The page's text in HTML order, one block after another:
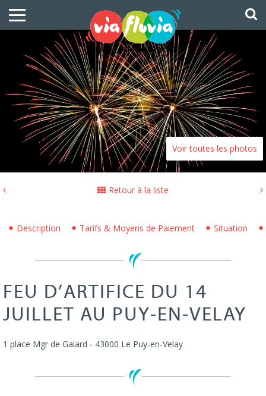
Voir toutes les photos
Retour à la liste
Description Tarifs & Moyens de Paiement Situation
FEU D’ARTIFICE DU 14
JUILLET AU PUY-EN-VELAY
1 place Mgr de Galard - 43000 Le Puy-en-Velay